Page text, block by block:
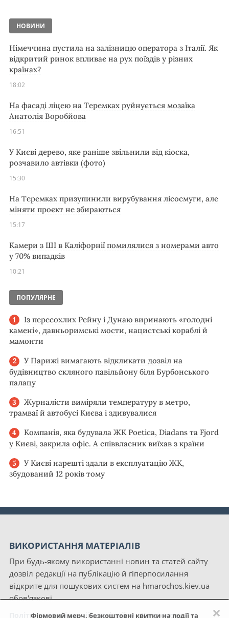
×
Фірмовий мерч, безкоштовні квитки на події та
НОВИНИ
Німеччина пустила на залізницю оператора з Італії. Як
відкритий ринок впливає на рух поїздів у різних
країнах?
18:02
На фасаді ліцею на Теремках руйнується мозаїка
Анатолія Воробйова
16:51
У Києві дерево, яке раніше звільнили від кіоска,
розчавило автівки (фото)
15:30
На Теремках призупинили вирубування лісосмуги, але
міняти проєкт не збираються
15:17
Камери з ШІ в Каліфорнії помилялися з номерами авто
у 70% випадків
10:21
ПОПУЛЯРНЕ
Із пересохлих Рейну і Дунаю виринають «голодні
камені», давньоримські мости, нацистські кораблі й
мамонти
У Парижі вимагають відкликати дозвіл на
будівництво скляного павільйону біля Бурбонського
палацу
Журналісти виміряли температуру в метро,
трамваї й автобусі Києва і здивувалися
Компанія, яка будувала ЖК Poetica, Diadans та Fjord
у Києві, закрила офіс. А співвласник виїхав з країни
У Києві нарешті здали в експлуатацію ЖК,
збудований 12 років тому
ВИКОРИСТАННЯ МАТЕРІАЛІВ
При будь-якому використанні новин та статей сайту
дозвіл редакції на публікацію й гіперпосилання
відкрите для пошукових систем на hmarochos.kiev.ua
обов'язкові.
Політика конфіденційності сайту «Хмарочос»